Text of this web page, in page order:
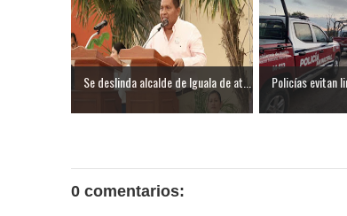
Se deslinda alcalde de Iguala de at... Policías evitan
0 comentarios: